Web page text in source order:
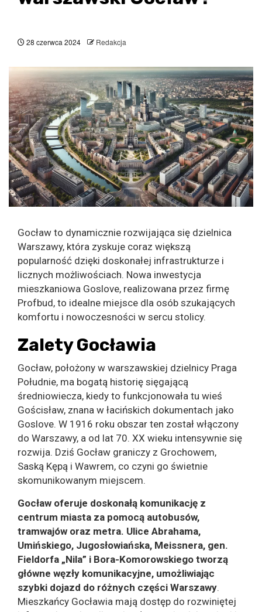
28 czerwca 2024 Redakcja
Gocław to dynamicznie rozwijająca się dzielnica
Warszawy, która zyskuje coraz większą
popularność dzięki doskonałej infrastrukturze i
licznych możliwościach. Nowa inwestycja
mieszkaniowa Goslove, realizowana przez firmę
Profbud, to idealne miejsce dla osób szukających
komfortu i nowoczesności w sercu stolicy.
Zalety Gocławia
Gocław, położony w warszawskiej dzielnicy Praga
Południe, ma bogatą historię sięgającą
średniowiecza, kiedy to funkcjonowała tu wieś
Gościsław, znana w łacińskich dokumentach jako
Goslove. W 1916 roku obszar ten został włączony
do Warszawy, a od lat 70. XX wieku intensywnie się
rozwija. Dziś Gocław graniczy z Grochowem,
Saską Kępą i Wawrem, co czyni go świetnie
skomunikowanym miejscem.
Gocław oferuje doskonałą komunikację z
centrum miasta za pomocą autobusów,
tramwajów oraz metra. Ulice Abrahama,
Umińskiego, Jugosłowiańska, Meissnera, gen.
Fieldorfa „Nila” i Bora-Komorowskiego tworzą
główne węzły komunikacyjne, umożliwiając
szybki dojazd do różnych części Warszawy.
Mieszkańcy Gocławia mają dostęp do rozwiniętej